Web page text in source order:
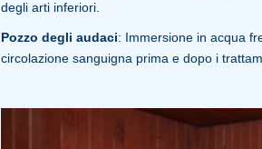
degli arti inferiori.
Pozzo degli audaci: Immersione in acqua
circolazione sanguigna prima e dopo i